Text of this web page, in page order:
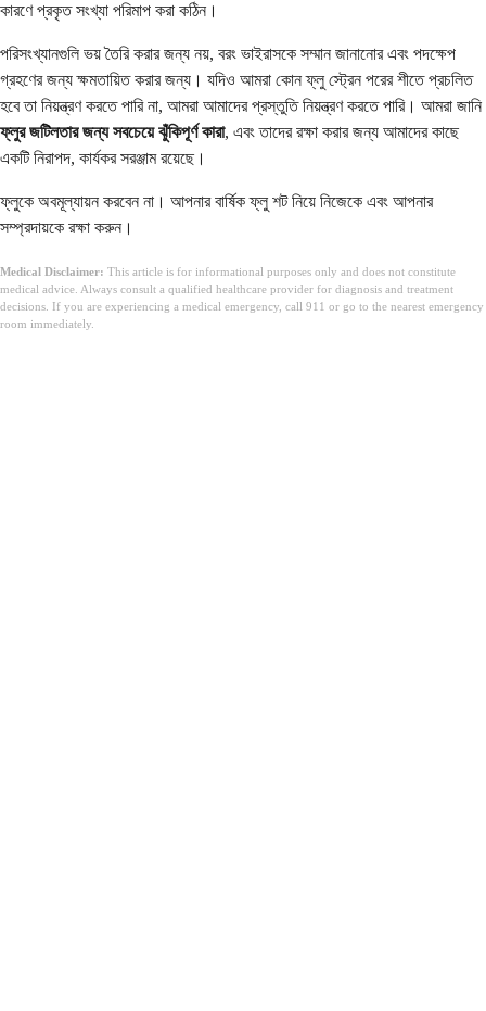
কারণে প্রকৃত সংখ্যা পরিমাপ করা কঠিন।
পরিসংখ্যানগুলি ভয় তৈরি করার জন্য নয়, বরং ভাইরাসকে সম্মান জানানোর এবং পদক্ষেপ
গ্রহণের জন্য ক্ষমতায়িত করার জন্য। যদিও আমরা কোন ফ্লু স্ট্রেন পরের শীতে প্রচলিত
হবে তা নিয়ন্ত্রণ করতে পারি না, আমরা আমাদের প্রস্তুতি নিয়ন্ত্রণ করতে পারি। আমরা জানি
ফ্লুর জটিলতার জন্য সবচেয়ে ঝুঁকিপূর্ণ কারা, এবং তাদের রক্ষা করার জন্য আমাদের কাছে
একটি নিরাপদ, কার্যকর সরঞ্জাম রয়েছে।
ফ্লুকে অবমূল্যায়ন করবেন না। আপনার বার্ষিক ফ্লু শট নিয়ে নিজেকে এবং আপনার
সম্প্রদায়কে রক্ষা করুন।
Medical Disclaimer: This article is for informational purposes only and does not constitute
medical advice. Always consult a qualified healthcare provider for diagnosis and treatment
decisions. If you are experiencing a medical emergency, call 911 or go to the nearest emergency
room immediately.